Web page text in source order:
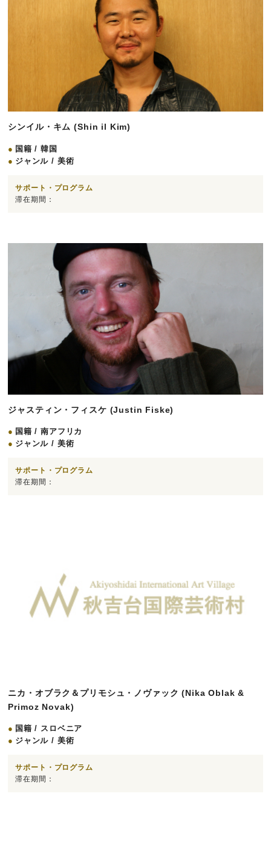
シンイル・キム (Shin il Kim)
国籍 / 韓国
ジャンル / 美術
サポート・プログラム
滞在期間：
ジャスティン・フィスケ (Justin Fiske)
国籍 / 南アフリカ
ジャンル / 美術
サポート・プログラム
滞在期間：
ニカ・オブラク＆プリモシュ・ノヴァック (Nika Oblak &
Primoz Novak)
国籍 / スロベニア
ジャンル / 美術
サポート・プログラム
滞在期間：